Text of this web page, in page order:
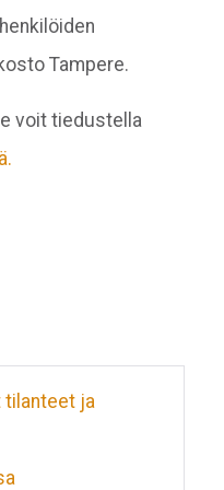
Tampere.
voit tiedustella
tilanteet ja